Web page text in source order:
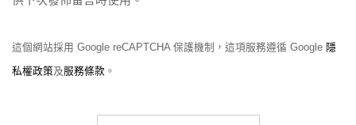
這個網站採用 Google reCAPTCHA 保護機制，這項服務遵循 Google 隱
私權政策及服務條款 。